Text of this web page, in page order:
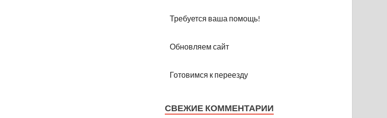
Требуется ваша помощь!
Обновляем сайт
Готовимся к переезду
СВЕЖИЕ КОММЕНТАРИИ